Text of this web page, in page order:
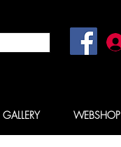
GALLERY WEBSHOP